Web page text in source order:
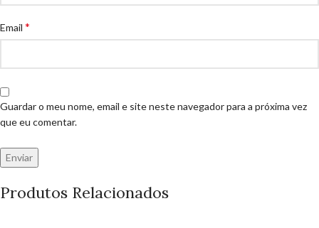
Email *
Guardar o meu nome, email e site neste navegador para a próxima vez
que eu comentar.
Produtos Relacionados